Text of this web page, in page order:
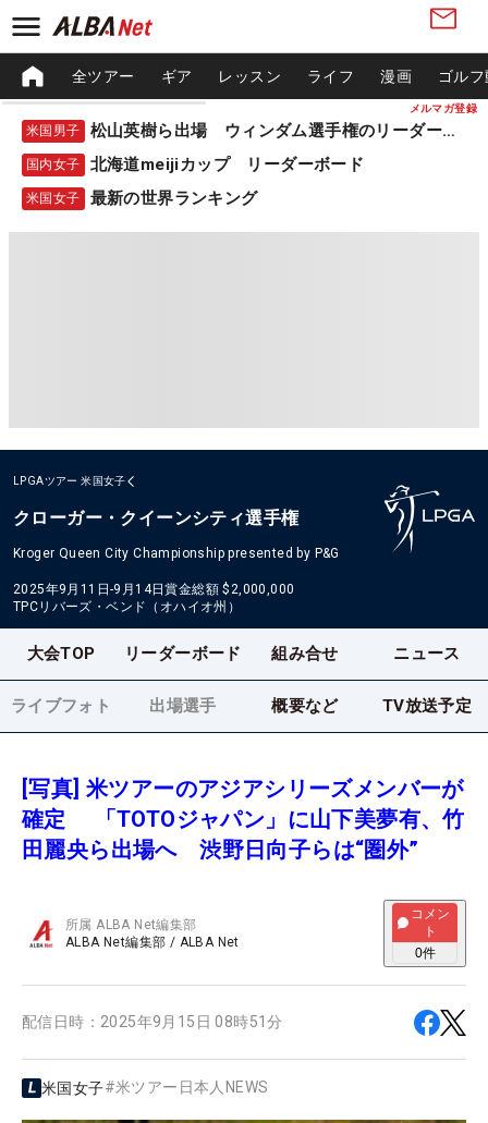
メルマガ登録
全ツアー ギア レッスン ライフ 漫画 ゴル
米国男子 松山英樹ら出場 ウィンダム選手権のリーダーボード
国内女子 北海道meijiカップ リーダーボード
米国女子 最新の世界ランキング
LPGAツアー 米国女子
クローガー・クイーンシティ選手権
Kroger Queen City Championship presented by P&G
2025年9月11日-9月14日賞金総額 $2,000,000
TPCリバーズ・ベンド（オハイオ州）
大会TOP リーダーボード 組み合せ ニュース
ライブフォト 出場選手 概要など TV放送予定
[写真] 米ツアーのアジアシリーズメンバーが
確定 「TOTOジャパン」に山下美夢有、竹
田麗央ら出場へ 渋野日向子らは“圏外”
所属ALBA Net編集部
ALBA Net編集部 / ALBA Net
コメン
ト
0件
配信日時： 2025年9月15日 08時51分
米国女子#米ツアー日本人NEWS